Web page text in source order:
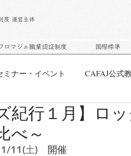
度 運営主体
ロマジェ職業認証制度 国際標準
ミナー・イベント CAFAJ公式
ートセミナー 鑑評セミナー
紀行１月】ロ
べ～
1/11(土) 開催